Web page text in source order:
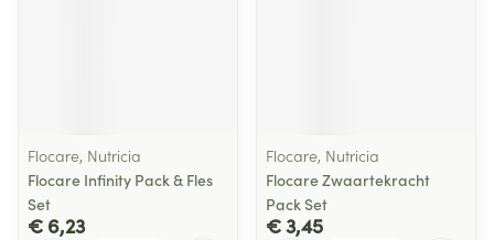
Flocare, Nutricia
Flocare Infinity Pack & Fles
Set
€ 6,23
Flocare, Nutricia
Flocare Zwaartekracht
Pack Set
€ 3,45